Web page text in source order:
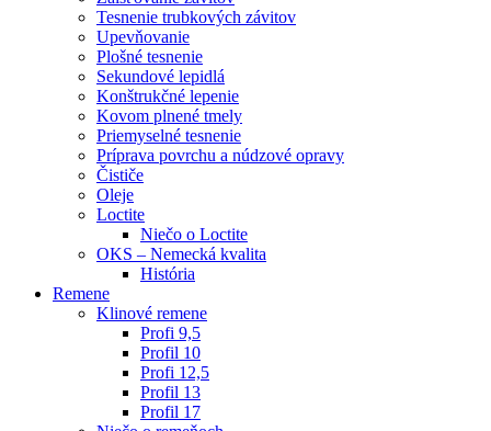
Tesnenie trubkových závitov
Upevňovanie
Plošné tesnenie
Sekundové lepidlá
Konštrukčné lepenie
Kovom plnené tmely
Priemyselné tesnenie
Príprava povrchu a núdzové opravy
Čističe
Oleje
Loctite
Niečo o Loctite
OKS – Nemecká kvalita
História
Remene
Klinové remene
Profi 9,5
Profil 10
Profi 12,5
Profil 13
Profil 17